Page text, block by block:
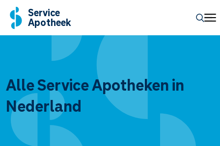
Service
Apotheek
Alle Service Apotheken in
Nederland